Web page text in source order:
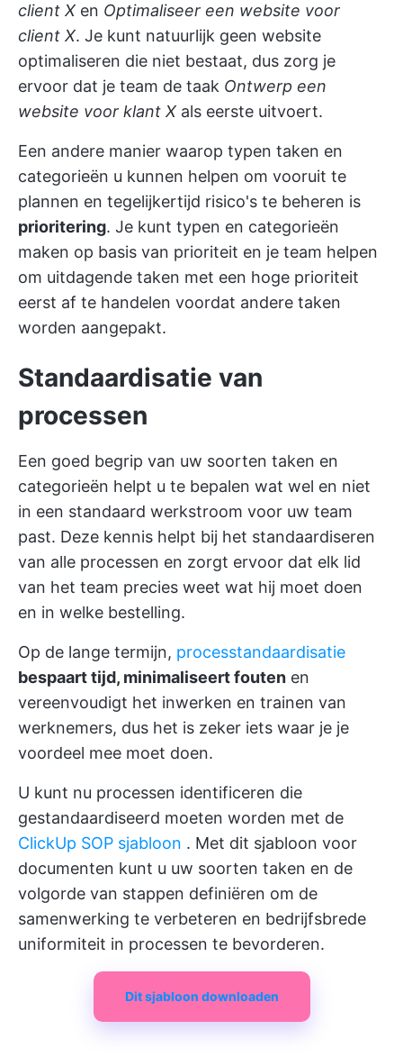
client X en Optimaliseer een website voor
client X. Je kunt natuurlijk geen website
optimaliseren die niet bestaat, dus zorg je
ervoor dat je team de taak Ontwerp een
website voor klant X als eerste uitvoert.
Een andere manier waarop typen taken en
categorieën u kunnen helpen om vooruit te
plannen en tegelijkertijd risico's te beheren is
prioritering. Je kunt typen en categorieën
maken op basis van prioriteit en je team helpen
om uitdagende taken met een hoge prioriteit
eerst af te handelen voordat andere taken
worden aangepakt.
Standaardisatie van
processen
Een goed begrip van uw soorten taken en
categorieën helpt u te bepalen wat wel en niet
in een standaard werkstroom voor uw team
past. Deze kennis helpt bij het standaardiseren
van alle processen en zorgt ervoor dat elk lid
van het team precies weet wat hij moet doen
en in welke bestelling.
Op de lange termijn, processtandaardisatie
bespaart tijd, minimaliseert fouten en
vereenvoudigt het inwerken en trainen van
werknemers, dus het is zeker iets waar je je
voordeel mee moet doen.
U kunt nu processen identificeren die
gestandaardiseerd moeten worden met de
ClickUp SOP sjabloon . Met dit sjabloon voor
documenten kunt u uw soorten taken en de
volgorde van stappen definiëren om de
samenwerking te verbeteren en bedrijfsbrede
uniformiteit in processen te bevorderen.
Dit sjabloon downloaden